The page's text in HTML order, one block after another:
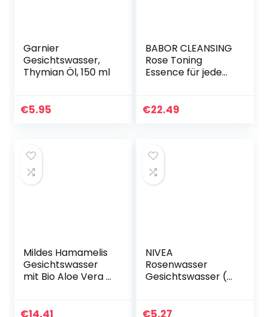
Garnier
Gesichtswasser,
Thymian Öl, 150 ml
€5.95
BABOR CLEANSING
Rose Toning
Essence für jede
beruhigendes
€22.49
Mildes Hamamelis
Gesichtswasser
mit Bio Aloe Vera –
ohne
NIVEA
Rosenwasser
Gesichtswasser (2
Gesichtswasser